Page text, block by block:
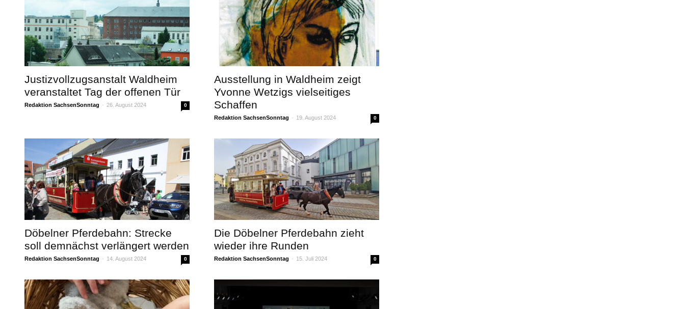
Justizvollzugsanstalt Waldheim
veranstaltet Tag der offenen Tür
Redaktion SachsenSonntag - 26. August 2024 0
Ausstellung in Waldheim zeigt
Yvonne Wetzigs vielseitiges
Schaffen
Redaktion SachsenSonntag - 19. August 2024 0
Döbelner Pferdebahn: Strecke
soll demnächst verlängert werden
Redaktion SachsenSonntag - 14. August 2024 0
Die Döbelner Pferdebahn zieht
wieder ihre Runden
Redaktion SachsenSonntag - 15. Juli 2024 0